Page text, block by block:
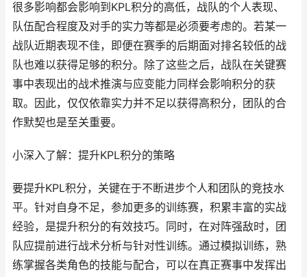
很多影响都会影响到KPL积分的高低，战队的个人表现、
队伍配合程度及对手的实力等都是必须要考虑的。若某一
战队近期表现不佳，即便在赛季的后期面对排名较低的战
队也难以获得足够的积分。除了这些之后，战队在关键赛
事中表现出的战术推演与应变能力同样会影响积分的获
取。因此，仅仅依靠实力并不足以获得高积分，团队的合
作默契也是至关重要。
小深入了解：提升KPL积分的策略
要提升KPL积分，关键在于不断进步个人和团队的竞技水
平。针对自身不足，参加更多的训练赛，积累丰富的实战
经验，是提升积分的有效技巧。同时，在对阵强敌时，团
队应提前进行战术分析与针对性训练。通过模拟训练，熟
练掌握各类角色的技能与配合，可以在真正赛事中发挥出